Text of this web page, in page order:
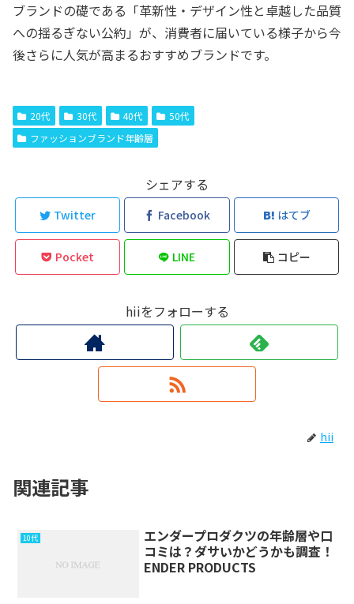
ブランドの礎である「革新性・デザイン性と卓越した品質
への揺るぎない公約」が、消費者に届いている様子から今
後さらに人気が高まるおすすめブランドです。
20代 30代 40代
50代
ファッションブランド年齢層
シェアする
Twitter Facebook はてブ
Pocket LINE コピー
hiiをフォローする
hii
関連記事
10代
エンダープロダクツの年齢層や口
コミは？ダサいかどうかも調査！
ENDER PRODUCTS